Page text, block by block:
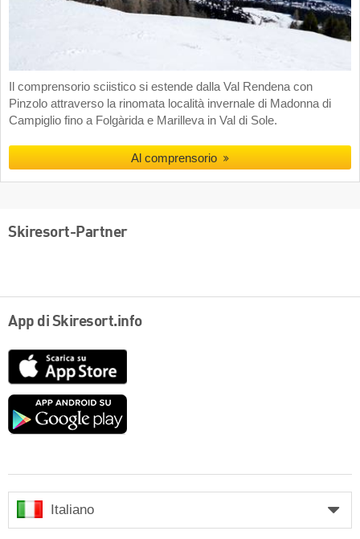
Il comprensorio sciistico si estende dalla Val Rendena con
Pinzolo attraverso la rinomata località invernale di Madonna di
Campiglio fino a Folgàrida e Marilleva in Val di Sole.
Al comprensorio
Skiresort-Partner
App di Skiresort.info
Google
Italiano